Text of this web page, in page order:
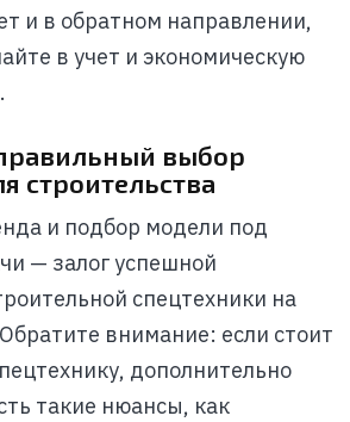
и в обратном направлении,
в учет и экономическую
выбор
строительства
и подбор модели под
— залог успешной
спецтехники на
внимание: если стоит
дополнительно
такие нюансы, как